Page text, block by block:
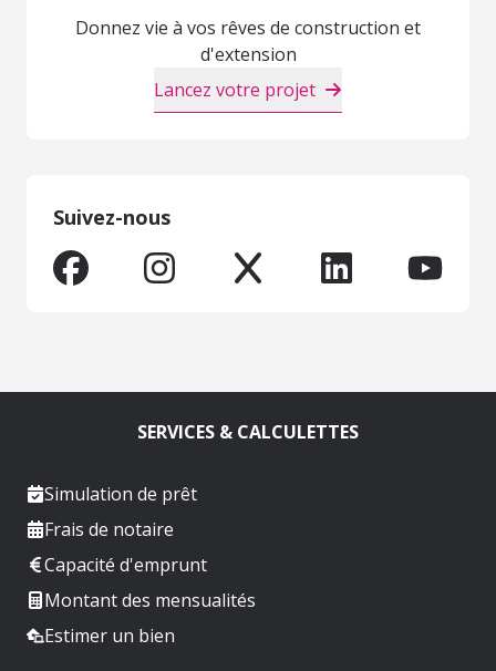
Donnez vie à vos rêves de construction et
d'extension
Lancez votre projet
Suivez-nous
SERVICES & CALCULETTES
Simulation de prêt
Frais de notaire
Capacité d'emprunt
Montant des mensualités
Estimer un bien